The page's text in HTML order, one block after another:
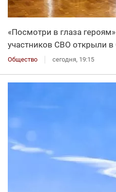
«Посмотри в глаза
участников СВО открыли в
Общество сегодня, 19:15